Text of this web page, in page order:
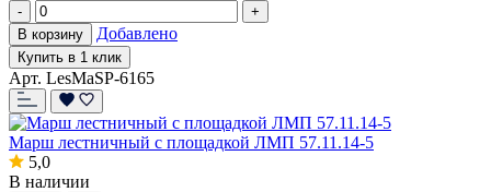
-
+
В корзину
Добавлено
Купить в 1 клик
Арт. LesMaSP-6165
Марш лестничный с площадкой ЛМП 57.11.14-5
5,0
В наличии